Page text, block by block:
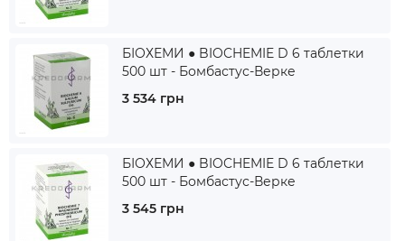
БІОХЕМИ ● BIOCHEMIE D 6 таблетки
500 шт - Бомбастус-Верке
3 534 грн
БІОХЕМИ ● BIOCHEMIE D 6 таблетки
500 шт - Бомбастус-Верке
3 545 грн